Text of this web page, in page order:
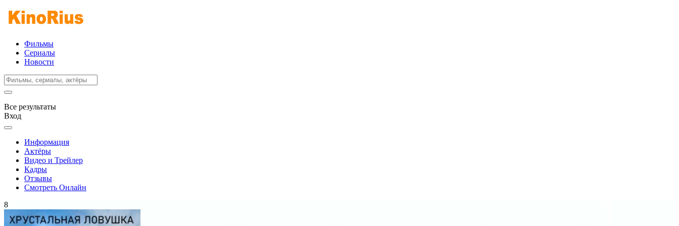
Фильмы
Сериалы
Новости
Все результаты
Вход
Информация
Актёры
Видео и Трейлер
Кадры
Отзывы
Смотреть Онлайн
8